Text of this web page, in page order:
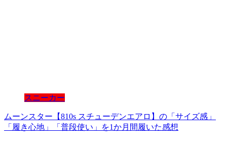
スニーカー
ムーンスター【810s スチューデンエアロ】の「サイズ感」
「履き心地」「普段使い」を1か月間履いた感想